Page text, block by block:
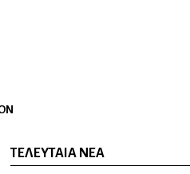
ΤΕΛΕΥΤΑΊΑ ΝΈΑ